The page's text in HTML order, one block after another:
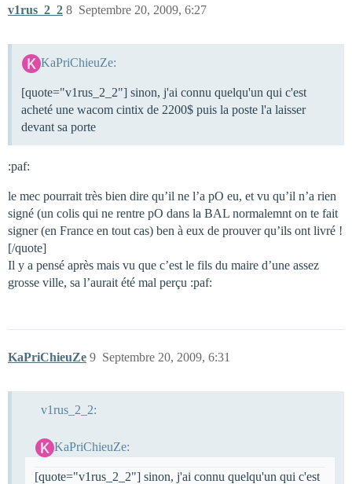
v1rus_2_2 Septembre 20, 2009, 6:27
8
KaPriChieuZe:
[quote="v1rus_2_2"] sinon, j'ai connu quelqu'un qui c'est
acheté une wacom cintix de 2200$ puis la poste l'a laisser
devant sa porte
:paf:
le mec pourrait très bien dire qu’il ne l’a pO eu, et vu qu’il n’a rien
signé (un colis qui ne rentre pO dans la BAL normalemnt on te fait
signer (en France en tout cas) ben à eux de prouver qu’ils ont livré !
[/quote]
Il y a pensé après mais vu que c’est le fils du maire d’une assez
grosse ville, sa l’aurait été mal perçu :paf:
KaPriChieuZe Septembre 20, 2009, 6:31
9
v1rus_2_2:
KaPriChieuZe:
[quote="v1rus_2_2"] sinon, j'ai connu quelqu'un qui c'est